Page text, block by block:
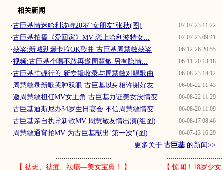
相关新闻
07-07-23 11:22
·古巨基情迷哈利波特20岁"女朋友"张秋(图)
07-07-23 09:41
·古巨基拍摄《爱回家》MV 恋上哈利波特女...
06-12-26 20:55
·获奖:新城劲爆卡拉OK歌曲 古巨基周慧敏获奖
06-11-20 13:18
·视频:古巨基个唱不敢再邀周慧敏 另有隐情...
06-08-23 14:12
·古巨基忙碌行善 新专辑收录与周慧敏对唱歌曲
06-08-22 11:43
· 周慧敏录新歌哭肿双眼 古巨基以身相许谢好友
06-08-22 11:29
·邀周慧敏担任MV女主角 古巨基力证美女没情变
06-08-20 11:09
·古巨基迪斯尼办34岁生日宴会 不信周慧敏情变
06-08-17 08:46
·古巨基亲自执导新歌MV 周慧敏友情出演(组图)
06-07-13 16:29
· 周慧敏通宵拍MV 为古巨基献出"第一次"(图)
更多关于 古巨基 的新闻>>
【 祛斑、祛痘、祛疮—美女宝典！ 】 【惊闻！18岁少